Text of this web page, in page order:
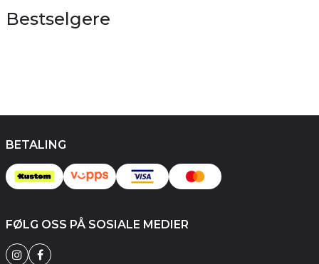
Bestselgere
BETALING
FØLG OSS PÅ SOSIALE MEDIER